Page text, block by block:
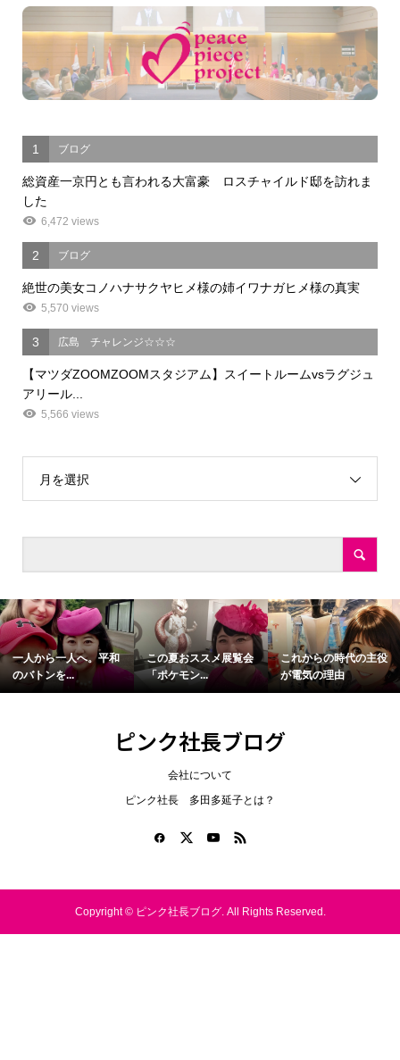
1 ブログ
総資産一京円とも言われる大富豪 ロスチャイルド邸を訪れま
した
6,472 views
2 ブログ
絶世の美女コノハナサクヤヒメ様の姉イワナガヒメ様の真実
5,570 views
3 広島 チャレンジ☆☆☆
【マツダZOOMZOOMスタジアム】スイートルームvsラグジュ
アリール...
5,566 views
月を選択
一人から一人へ。平和
のバトンを...
この夏おススメ展覧会
「ポケモン...
これからの時代の主役
が電気の理由
ピンク社長ブログ
会社について
ピンク社長 多田多延子とは？
Copyright ©ピンク社長ブログ. All Rights Reserved.